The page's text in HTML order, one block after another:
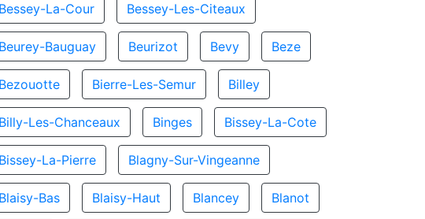
Bessey-La-Cour Bessey-Les-Citeaux
Beurey-Bauguay Beurizot Bevy Beze
Bezouotte Bierre-Les-Semur Billey
Billy-Les-Chanceaux Binges Bissey-La-Cote
Bissey-La-Pierre Blagny-Sur-Vingeanne
Blaisy-Bas Blaisy-Haut Blancey Blanot